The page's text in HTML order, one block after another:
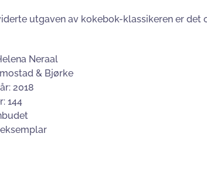
utgaven av kokebok-klassikeren er det
Neraal
& Bjørke
2018
144